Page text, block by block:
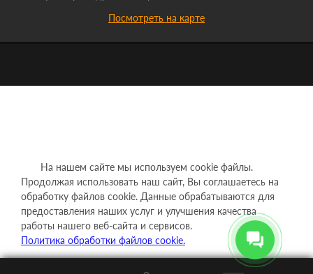
Посмотреть на карте
На нашем сайте мы используем cookie файлы.
Продолжая использовать наш сайт, Вы соглашаетесь на
обработку файлов cookie. Данные обрабатываются для
предоставления наших услуг и улучшения качества
работы нашего веб-сайта и сервисов.
Политика обработки файлов cookie.